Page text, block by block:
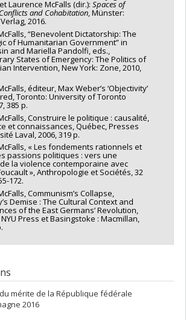
Laurence McFalls (dir.): Spaces of
and Cohabitation, Münster:
2016.
“Benevolent Dictatorship: The
of Humanitarian Government” in
and Mariella Pandolfi, eds.,
States of Emergency: The Politics of
Intervention, New York: Zone, 2010,
éditeur, Max Weber’s ‘Objectivity’
Toronto: University of Toronto
385 p.
Construire le politique : causalité,
et connaissances, Québec, Presses
Laval, 2006, 319 p.
« Les fondements rationnels et
passions politiques : vers une
la violence contemporaine avec
», Anthropologie et Sociétés, 32
172.
Communism’s Collapse,
Demise : The Cultural Context and
of the East Germans’ Revolution,
Press et Basingstoke : Macmillan,
mérite de la République fédérale
2016